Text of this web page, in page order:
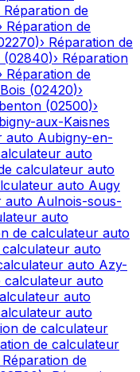
Réparation de
Réparation de
)› Réparation de
(02840)› Réparation
Réparation de
(02420)›
(02500)›
aux-Kaisnes
auto Aubigny-en-
auto
calculateur auto
auto Augy
auto Aulnois-sous-
auto
de calculateur auto
auto
auto Azy-
calculateur auto
auto
auto
de calculateur
de calculateur
Réparation de